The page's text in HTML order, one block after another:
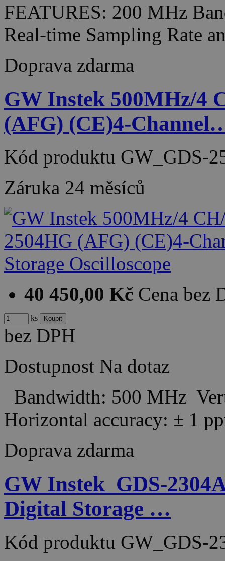
FEATURES: 200 MHz
Real-time Sampling Rate
Doprava zdarma
GW Instek 500MHz/4
(AFG) (CE)4-
Kód produktu GW_GDS-
Záruka 24 měsíců
40 450,00 Kč Cena bez
ks
bez DPH
Dostupnost Na dotaz
Bandwidth: 500 MHz
Horizontal accuracy: ± 1
Doprava zdarma
GW Instek_GDS-
Digital Storage …
Kód produktu GW_GDS-